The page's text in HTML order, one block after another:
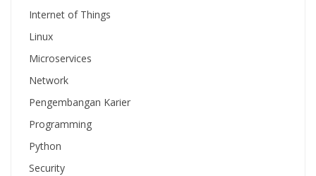
Internet of Things
Linux
Microservices
Network
Pengembangan Karier
Programming
Python
Security